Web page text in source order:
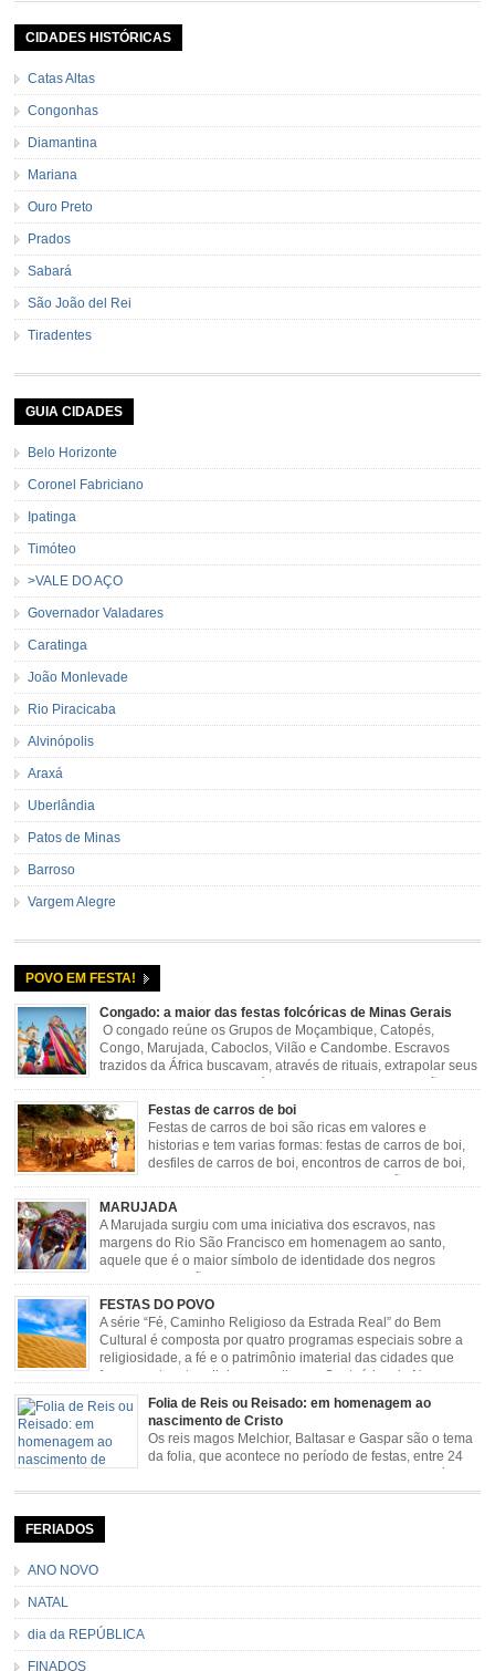
CIDADES HISTÓRICAS
Catas Altas
Congonhas
Diamantina
Mariana
Ouro Preto
Prados
Sabará
São João del Rei
Tiradentes
GUIA CIDADES
Belo Horizonte
Coronel Fabriciano
Ipatinga
Timóteo
>VALE DO AÇO
Governador Valadares
Caratinga
João Monlevade
Rio Piracicaba
Alvinópolis
Araxá
Uberlândia
Patos de Minas
Barroso
Vargem Alegre
POVO EM FESTA!
Congado: a maior das festas folcóricas de Minas Gerais
O congado reúne os Grupos de Moçambique, Catopés,
Congo, Marujada, Caboclos, Vilão e Candombe. Escravos
trazidos da África buscavam, através de rituais, extrapolar seus
sentimentos e culto a sua fé. O Congado nasceu da fusão
destes ritos com a religião católica, imposta aos negros pela Igreja, surgindo
novas histórias que envolviam, sobretudo, Nossa Senhora do […]
Festas de carros de boi
Festas de carros de boi são ricas em valores e
historias e tem varias formas: festas de carros de boi,
desfiles de carros de boi, encontros de carros de boi,
de boi, carreteada, carreiros, candeeiros, boiadas, carapinas, artesãos,
exposição agropecuária, ou seja é um ponto forte […]
MARUJADA
A Marujada surgiu com uma iniciativa dos escravos, nas
margens do Rio São Francisco em homenagem ao santo,
aquele que é o maior símbolo de identidade dos negros
sendo milagroso e grande protetor de suas causas. o ponto alto da festa de
São Benedito é a Marujada. […]
FESTAS DO POVO
A série “Fé, Caminho Religioso da Estrada Real” do Bem
Cultural é composta por quatro programas especiais sobre a
religiosidade, a fé e o patrimônio imaterial das cidades que
fazem parte rota religiosa que liga os Santuários de Nossa
Senhora da Piedade (MG) e Nossa Senhora da Conceição Aparecida (SP)
pela Estrada Real. Quarto episódio […]
Folia de Reis ou Reisado: em homenagem ao
nascimento de Cristo
Os reis magos Melchior, Baltasar e Gaspar são o tema
da folia, que acontece no período de festas, entre 24
de dezembro e 06 de janeiro. Durante a festa, o líder e
seu contramestre lideram a música e o canto do grupo, passando pela
FERIADOS
ANO NOVO
NATAL
dia da REPÚBLICA
FINADOS